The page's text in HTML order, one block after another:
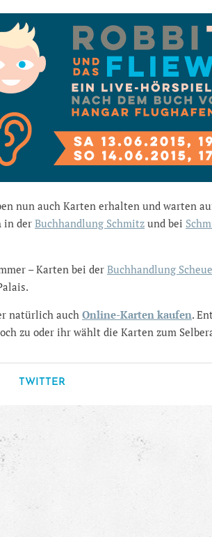
nun auch Karten erhalten und warten
in der Buchhandlung Schmitz und bei
– Karten bei der Buchhandlung
natürlich auch Online-Karten kaufen.
zu oder ihr wählt die Karten zum
TWITTER